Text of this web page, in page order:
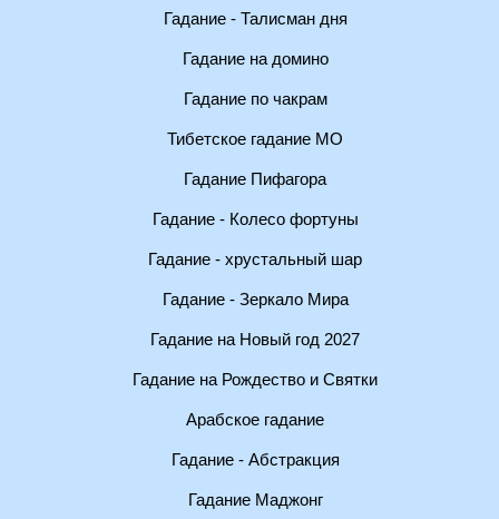
Гадание - Талисман дня
Гадание на домино
Гадание по чакрам
Тибетское гадание МО
Гадание Пифагора
Гадание - Колесо фортуны
Гадание - хрустальный шар
Гадание - Зеркало Мира
Гадание на Новый год 2027
Гадание на Рождество и Святки
Арабское гадание
Гадание - Абстракция
Гадание Маджонг